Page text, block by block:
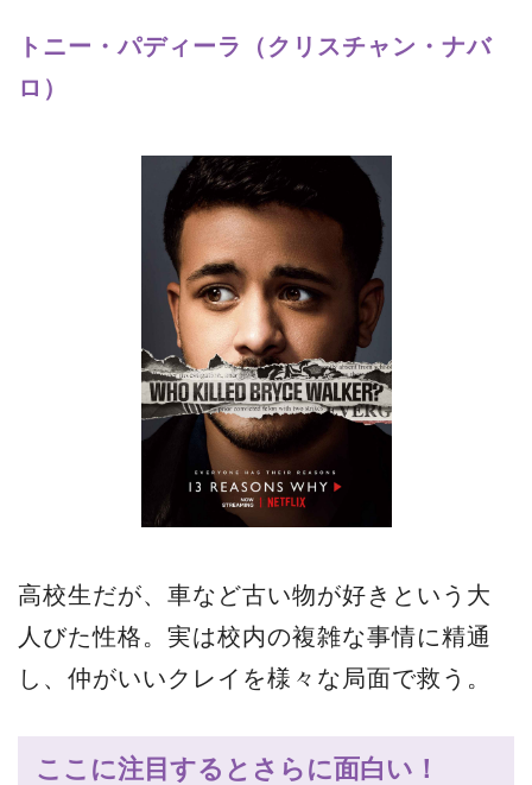
トニー・パディーラ（クリスチャン・ナバ
ロ）
高校生だが、車など古い物が好きという大
人びた性格。実は校内の複雑な事情に精通
し、仲がいいクレイを様々な局面で救う。
ここに注目するとさらに面白い！